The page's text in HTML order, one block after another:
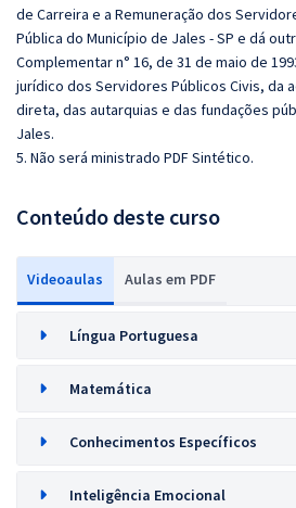
de Carreira e a Remuneração dos
Pública do Município de Jales - SP e dá
Complementar n° 16, de 31 de maio de
jurídico dos Servidores Públicos Civis, da
direta, das autarquias e das fundações
Jales.
5. Não será ministrado PDF Sintético.
Conteúdo deste curso
Videoaulas Aulas em PDF
Língua Portuguesa
Matemática
Conhecimentos Específicos
Inteligência Emocional